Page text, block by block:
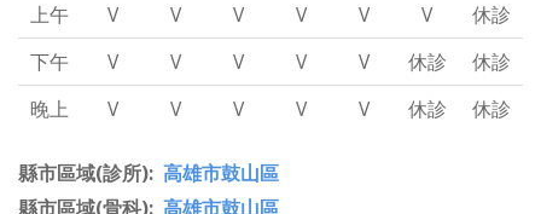
上午
V V V V V V
休診
下午
V V V V V 休診
休診
晚上
V V V V V 休診 休診
縣市區域(診所) 高雄市鼓山區
縣市區域(骨科) 高雄市鼓山區